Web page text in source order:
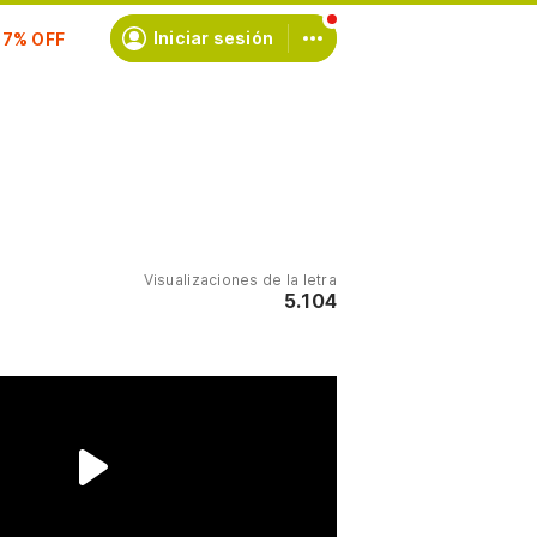
Iniciar sesión
Visualizaciones de la letra
5.104